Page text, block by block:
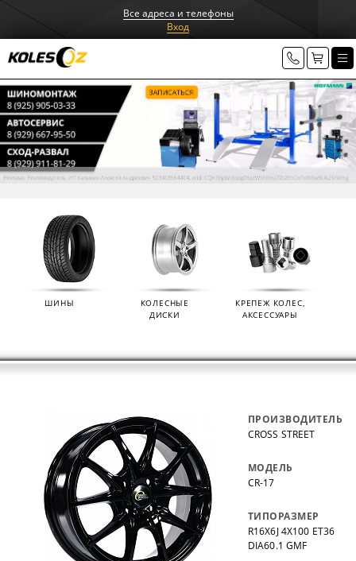
Все адреса и телефоны
Вход
ШИНЫ
КОЛЕСНЫЕ
ДИСКИ
КРЕПЕЖ КОЛЕС,
АКСЕССУАРЫ
ПРОИЗВОДИТЕЛЬ
CROSS STREET
МОДЕЛЬ
СR-17
ТИПОРАЗМЕР
R16X6J 4X100 ET36
DIA60.1 GMF